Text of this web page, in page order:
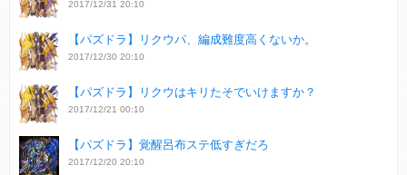
2017/12/31 20:10
【パズドラ】リクウパ、編成難度高くないか。
2017/12/30 20:10
【パズドラ】リクウはキリたそでいけますか？
2017/12/21 00:10
【パズドラ】覚醒呂布ステ低すぎだろ
2017/12/20 20:10